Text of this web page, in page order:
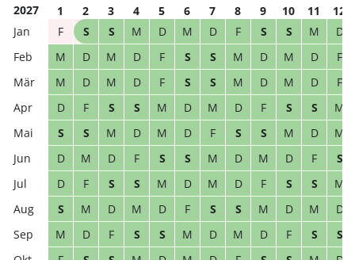
2027 1 2 3 4 5 6 7 8 9 10 11
12
F
S S M D M D F S S M
D
M
D M D F S S M D M D
F
M
D M D F S S M D M D
F
D
F S S M D M D F S S
M
S
S M D M D F S S M D
M
D
M D F S S M D M D F
S
D
F S S M D M D F S S
M
S
M D M D F S S M D M
D
M
D F S S M D M D F S
S